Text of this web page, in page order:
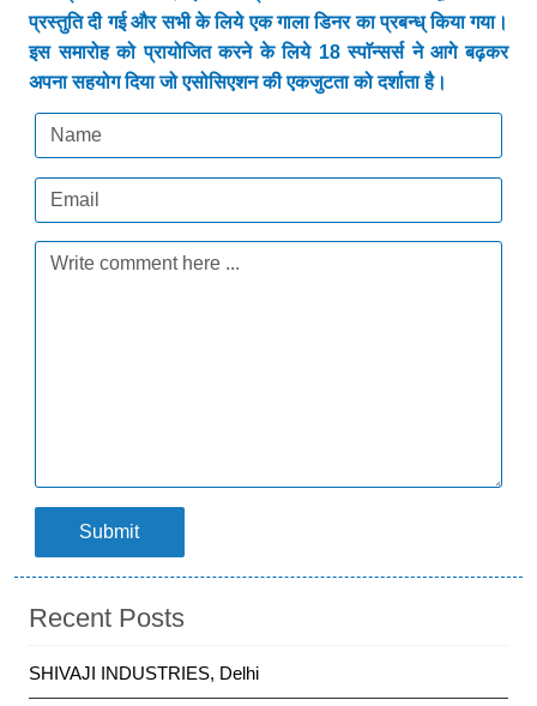
प्रस्तुति दी गई और सभी के लिये एक गाला डिनर का प्रबन्ध् किया गया।
इस समारोह को प्रायोजित करने के लिये 18स्पाॅन्सर्स ने आगे बढ़कर
अपना सहयोग दिया जो एसोसिएशन की एकजुटता को दर्शाता है।
Submit
Recent Posts
SHIVAJI INDUSTRIES, Delhi